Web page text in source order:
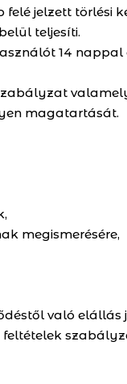
jelzett törlési
teljesíti.
14
magatartását.
megismerésére,
való
feltételek